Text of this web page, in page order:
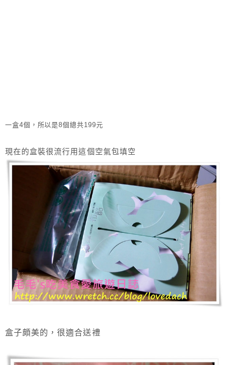
一盒4個，所以是8個總共199元
現在的盒裝很流行用這個空氣包填空
盒子頗美的，很適合送禮